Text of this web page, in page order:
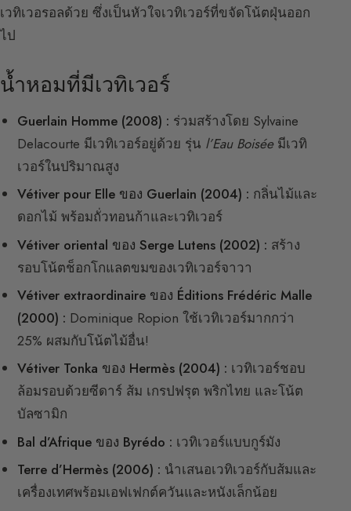
เวทิเวอรอลด้วย ซึ่งเป็นหัวใจเวทิเวอร์ที่ขจัดโน้ตฝุ่นออก
ไป
น้ำหอมที่มีเวทิเวอร์
Guerlain Homme (2008) : ร่วมสร้างโดย Sylvaine
Delacourte มีเวทิเวอร์อยู่ด้วย รุ่น l’Eau Boiséeมีเวทิ
เวอร์ในปริมาณสูง
Vétiver pour Elle ของ Guerlain (2004) : กลิ่นไม้และ
ดอกไม้ พร้อมถั่วทอนก้าและเวทิเวอร์
Vétiver oriental ของ Serge Lutens (2002) : สร้าง
รอบโน้ตช็อกโกแลตขมของเวทิเวอร์จาวา
Vétiver extraordinaire ของ Éditions Frédéric Malle
(2000) : Dominique Ropion ใช้เวทิเวอร์มากกว่า
25% ผสมกับโน้ตไม้อื่น!
Vétiver Tonka ของ Hermès (2004) : เวทิเวอร์ชอบ
ล้อมรอบด้วยซีดาร์ ส้ม เกรปฟรุต พริกไทย และโน้ต
บัลซามิก
Bal d’Afrique ของ Byrédo : เวทิเวอร์แบบกูร์มัง
Terre d’Hermès (2006) : นำเสนอเวทิเวอร์กับส้มและ
เครื่องเทศพร้อมเอฟเฟกต์ควันและหนังเล็กน้อย